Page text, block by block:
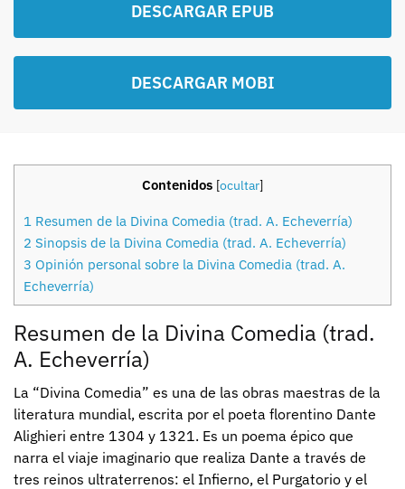
DESCARGAR EPUB
DESCARGAR MOBI
Contenidos [ocultar]
1 Resumen de la Divina Comedia (trad. A. Echeverría)
2 Sinopsis de la Divina Comedia (trad. A. Echeverría)
3 Opinión personal sobre la Divina Comedia (trad. A.
Echeverría)
Resumen de la Divina Comedia (trad.
A. Echeverría)
La “Divina Comedia” es una de las obras maestras de la
literatura mundial, escrita por el poeta florentino Dante
Alighieri entre 1304 y 1321. Es un poema épico que
narra el viaje imaginario que realiza Dante a través de
tres reinos ultraterrenos: el Infierno, el Purgatorio y el